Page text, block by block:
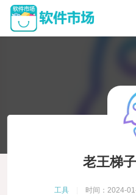
老王梯
工具 时间：2024-